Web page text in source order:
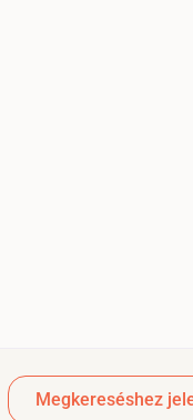
Megkereséshez